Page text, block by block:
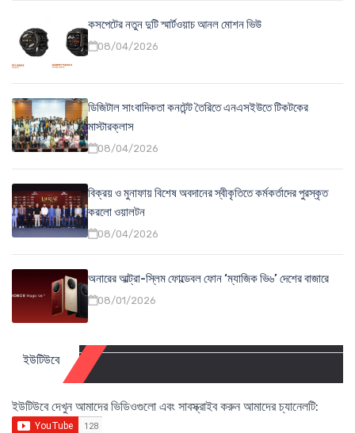
কসপেটের নতুন দুটি স্মার্টওয়াচ আনল মোশন ভিউ
08/04/2026
ডিজিটাল সাংবাদিকতা কনটেন্ট তৈরিতে এনএসইউতে টিকটকের
মাস্টারক্লাস
08/04/2026
বিক্রয় ও মুনাফায় বিশেষ অবদানের স্বীকৃতিতে কর্মকর্তাদের পুরস্কৃত
করলো ওয়ালটন
08/04/2026
অনারের আল্ট্রা-স্লিম ফোল্ডেবল ফোন ‘ম্যাজিক ভি৬’ দেশের বাজারে
08/01/2026
ইউটিউবে
ইউটিউবে দেখুন আমাদের ভিডিওগুলো এবং সাবস্ক্রাইব করুন আমাদের চ্যানেলটি: